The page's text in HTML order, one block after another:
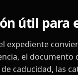
útil para
expediente
el documento
de caducidad, las